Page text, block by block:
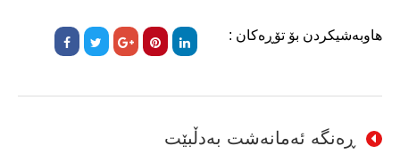
هاوبەشیکردن بۆ تۆڕەکان :
ڕەنگە ئەمانەشت بەدڵبێت